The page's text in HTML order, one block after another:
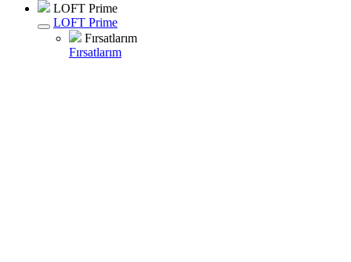
LOFT Prime
LOFT Prime
Fırsatlarım
Fırsatlarım